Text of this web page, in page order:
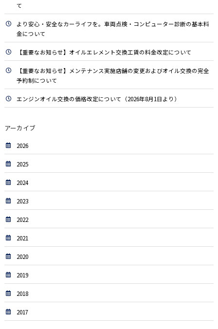
て
より安心・安全なカーライフを。車両点検・コンピューター診断の基本料
金について
【重要なお知らせ】オイルエレメント交換工賃の料金改定について
【重要なお知らせ】メンテナンス実施店舗の変更およびオイル交換の完全
予約制について
エンジンオイル交換の価格改定について（2026年8月1日より）
アーカイブ
2026
2025
2024
2023
2022
2021
2020
2019
2018
2017